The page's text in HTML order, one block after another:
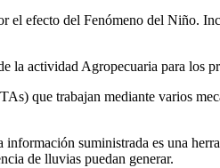
el efecto del Fenómeno del Niño.
la actividad Agropecuaria para los
que trabajan mediante varios
suministrada es una
de lluvias puedan generar.